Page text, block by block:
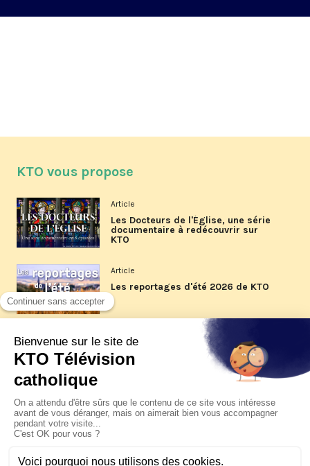
KTO vous propose
Article
Les Docteurs de l'Église, une série
documentaire à redécouvrir sur
KTO
Article
Les reportages d'été 2026 de KTO
La visite pastorale du pape Léon
XIV à Assise à suivre sur KTO le
Article
Le pape en Uruguay, Argentine et